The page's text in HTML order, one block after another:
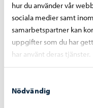
hur du använder vår
sociala medier samt
samarbetspartner kan
uppgifter som du har
har använt deras tjänster.
Nödvändig
Kontaktuppgifter för